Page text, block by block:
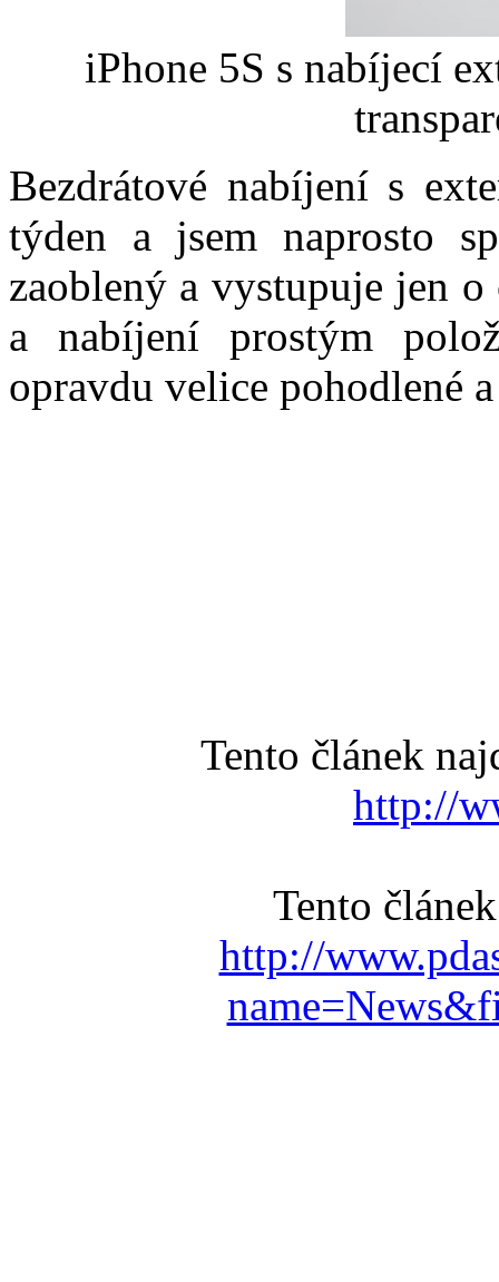
iPhone 5S s nabíjecí
Bezdrátové nabíjení s
týden a jsem naprosto
zaoblený a vystupuje jen
a nabíjení prostým
opravdu velice pohodlené
Tento článek
http://
Tento
http://